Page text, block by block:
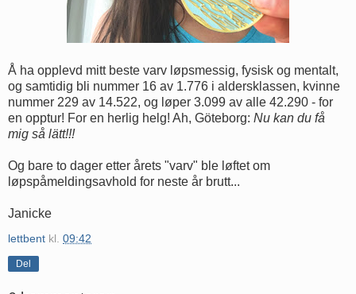
Å ha opplevd mitt beste varv løpsmessig, fysisk og mentalt,
og samtidig bli nummer 16 av 1.776 i aldersklassen, kvinne
nummer 229 av 14.522, og løper 3.099 av alle 42.290 - for
en opptur! For en herlig helg! Ah, Göteborg: Nu kan du få
mig så lätt!!!
Og bare to dager etter årets "varv" ble løftet om
løpspåmeldingsavhold for neste år brutt...
Janicke
lettbent kl. 09:42
Del